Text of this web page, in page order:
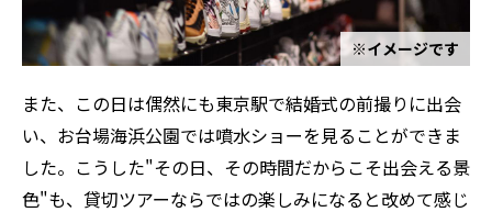
※イメージです
また、この日は偶然にも東京駅で結婚式の前撮りに出会
い、お台場海浜公園では噴水ショーを見ることができま
した。こうした"その日、その時間だからこそ出会える景
色"も、貸切ツアーならではの楽しみになると改めて感じ